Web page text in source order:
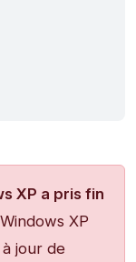
XP a pris fin
XP
jour de